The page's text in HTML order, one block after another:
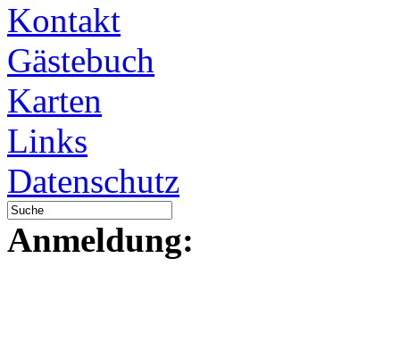
Kontakt
Gästebuch
Karten
Links
Datenschutz
Anmeldung: